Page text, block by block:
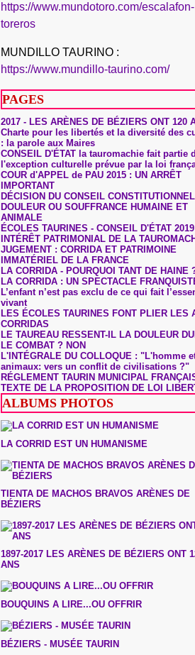
https://www.mundotoro.com/escalafon-
toreros
MUNDILLO TAURINO :
https://www.mundillo-taurino.com/
PAGES
2017 - LES ARÈNES DE BÉZIERS ONT 120
Charte pour les libertés et la diversité des
: la parole aux Maires
CONSEIL D'ÉTAT la tauromachie fait partie
l'exception culturelle prévue par la loi
COUR d'APPEL de PAU 2015 : UN ARRÊT
IMPORTANT
DÉCISION DU CONSEIL CONSTITUTIONNEL
DOULEUR OU SOUFFRANCE HUMAINE ET
ANIMALE
ÉCOLES TAURINES - CONSEIL D'ÉTAT 2019
INTÉRÊT PATRIMONIAL DE LA
JUGEMENT : CORRIDA ET PATRIMOINE
IMMATÉRIEL DE LA FRANCE
LA CORRIDA - POURQUOI TANT DE HAINE
LA CORRIDA : UN SPECTACLE
L’enfant n’est pas exclu de ce qui fait
vivant
LES ÉCOLES TAURINES FONT PLIER LES
CORRIDAS
LE TAUREAU RESSENT-IL LA DOULEUR
LE COMBAT ? NON
L'INTÉGRALE DU COLLOQUE : "L'homme
animaux: vers un conflit de civilisations ?"
RÉGLEMENT TAURIN MUNICIPAL
TEXTE DE LA PROPOSITION DE LOI
ALBUMS PHOTOS
LA CORRID EST UN HUMANISME
TIENTA DE MACHOS BRAVOS ARÈNES DE
BÉZIERS
1897-2017 LES ARÈNES DE BÉZIERS ONT
ANS
BOUQUINS A LIRE...OU OFFRIR
BÉZIERS - MUSÉE TAURIN